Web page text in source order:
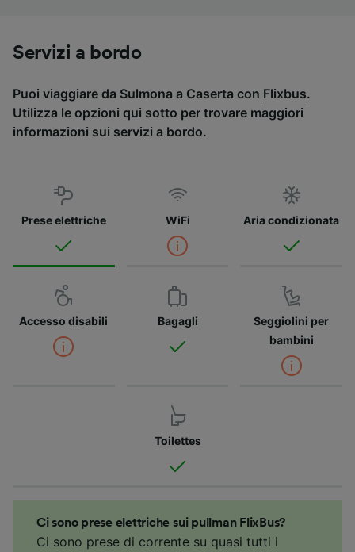
Servizi a bordo
Puoi viaggiare da Sulmona a Caserta con Flixbus.
Utilizza le opzioni qui sotto per trovare maggiori
informazioni sui servizi a bordo.
Prese elettriche WiFi Aria condizionata
Accesso disabili Bagagli
Seggiolini per
bambini
Toilettes
Ci sono prese elettriche sui pullman FlixBus?
Ci sono prese di corrente su quasi tutti i